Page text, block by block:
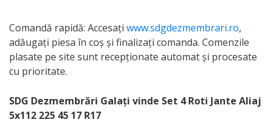
Comandă rapidă: Accesați www.sdgdezmembrari.ro,
adăugați piesa în coș și finalizați comanda. Comenzile
plasate pe site sunt recepționate automat și procesate
cu prioritate.
SDG Dezmembrări Galați vinde Set 4 Roti Jante Aliaj
5x112 225 45 17 R17